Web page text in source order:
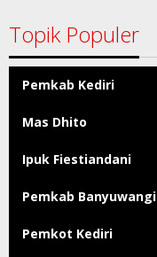
Topik Populer
Pemkab Kediri
Mas Dhito
Ipuk Fiestiandani
Pemkab Banyuwangi
Pemkot Kediri